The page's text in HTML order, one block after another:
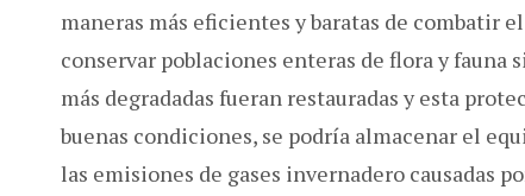
maneras más eficientes y baratas de combatir
conservar poblaciones enteras de flora y fauna
más degradadas fueran restauradas y esta
buenas condiciones, se podría almacenar el
las emisiones de gases invernadero causadas